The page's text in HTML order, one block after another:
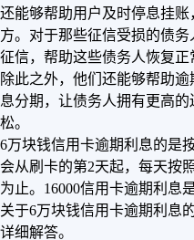
还能够帮助用户及时停息挂
方。对于那些征信受损的债
征信，帮助这些债务人恢复正
除此之外，他们还能够帮助
息分期，让债务人拥有更高
松。
6万块钱信用卡逾期利息的是
会从刷卡的第2天起，每天按
为止。16000信用卡逾期利息
关于6万块钱信用卡逾期利息
详细解答。